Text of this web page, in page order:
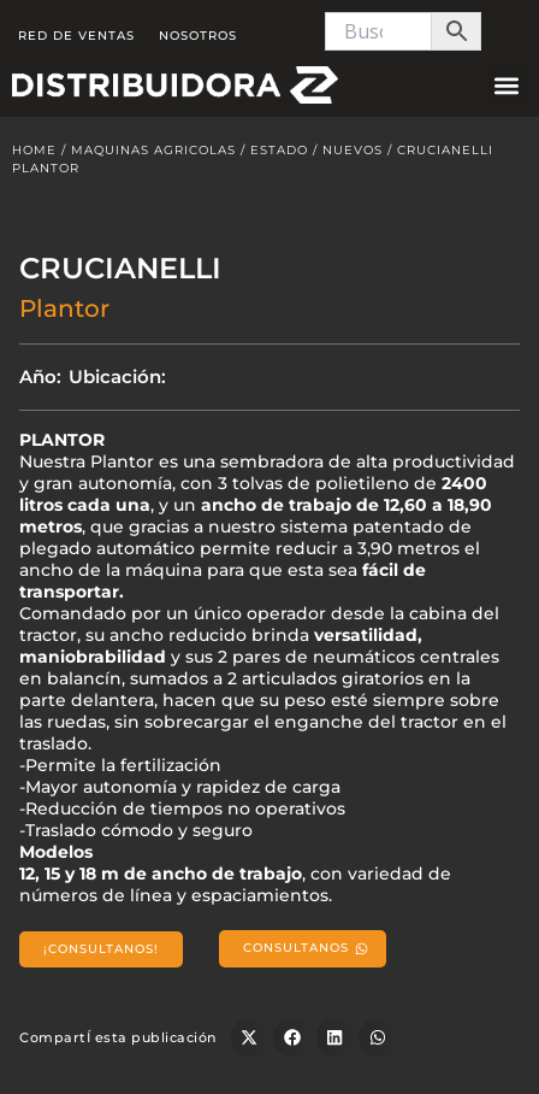
content
RED DE VENTAS NOSOTROS
HOME / MAQUINAS AGRICOLAS / ESTADO / NUEVOS / CRUCIANELLI
PLANTOR
CRUCIANELLI
Plantor
Año: Ubicación:
PLANTOR
Nuestra Plantor es una sembradora de alta productividad
y gran autonomía, con 3 tolvas de polietileno de 2400
litros cada una, y un ancho de trabajo de 12,60 a 18,90
metros, que gracias a nuestro sistema patentado de
plegado automático permite reducir a 3,90 metros el
ancho de la máquina para que esta sea fácil de
transportar.
Comandado por un único operador desde la cabina del
tractor, su ancho reducido brinda versatilidad,
maniobrabilidad y sus 2 pares de neumáticos centrales
en balancín, sumados a 2 articulados giratorios en la
parte delantera, hacen que su peso esté siempre sobre
las ruedas, sin sobrecargar el enganche del tractor en el
traslado.
-Permite la fertilización
-Mayor autonomía y rapidez de carga
-Reducción de tiempos no operativos
-Traslado cómodo y seguro
Modelos
12, 15 y 18 m de ancho de trabajo, con variedad de
números de línea y espaciamientos.
¡CONSULTANOS! CONSULTANOS
CompartÍ esta publicación